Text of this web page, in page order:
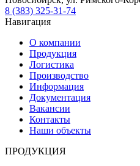
8 (383) 325-31-74
Навигация
О компании
Продукция
Логистика
Производство
Информация
Документация
Вакансии
Контакты
Наши объекты
ПРОДУКЦИЯ